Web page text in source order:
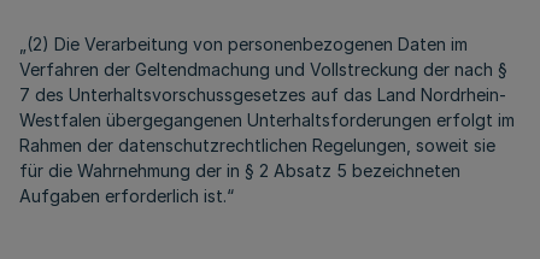
„(2) Die Verarbeitung von personenbezogenen Daten im
Verfahren der Geltendmachung und Vollstreckung der nach §
7 des Unterhaltsvorschussgesetzes auf das Land Nordrhein-
Westfalen übergegangenen Unterhaltsforderungen erfolgt im
Rahmen der datenschutzrechtlichen Regelungen, soweit sie
für die Wahrnehmung der in § 2 Absatz 5 bezeichneten
Aufgaben erforderlich ist.“